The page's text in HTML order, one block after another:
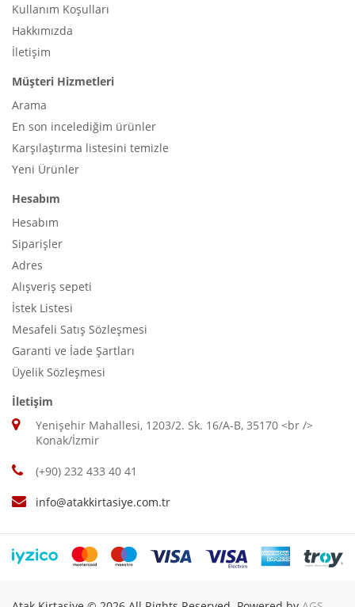
Kullanım Koşulları
Hakkımızda
İletişim
Müşteri Hizmetleri
Arama
En son incelediğim ürünler
Karşılaştırma listesini temizle
Yeni Ürünler
Hesabım
Hesabım
Siparişler
Adres
Alışveriş sepeti
İstek Listesi
Mesafeli Satış Sözleşmesi
Garanti ve İade Şartları
Üyelik Sözleşmesi
İletişim
Yenişehir Mahallesi, 1203/2. Sk. 16/A-B, 35170 <br />
Konak/İzmir
(+90) 232 433 40 41
info@atakkirtasiye.com.tr